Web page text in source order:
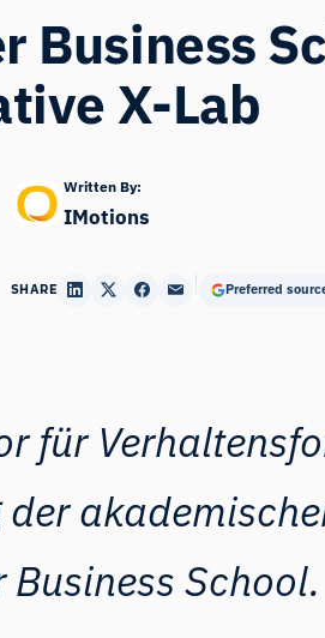
Business
X-Lab
Written By:
IMotions
SHARE Preferred
für
der
School.